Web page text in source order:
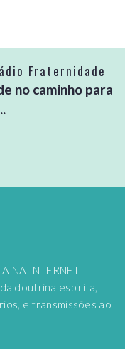
Fraternidade
no caminho para
NA INTERNET
doutrina espírita,
e transmissões ao